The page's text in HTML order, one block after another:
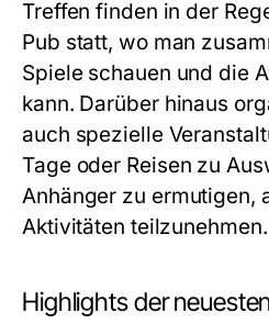
Treffen finden in der
Pub statt, wo man
Spiele schauen und die
kann. Darüber hinaus
auch spezielle
Tage oder Reisen zu
Anhänger zu ermutigen,
Aktivitäten teilzunehmen.
Highlights der